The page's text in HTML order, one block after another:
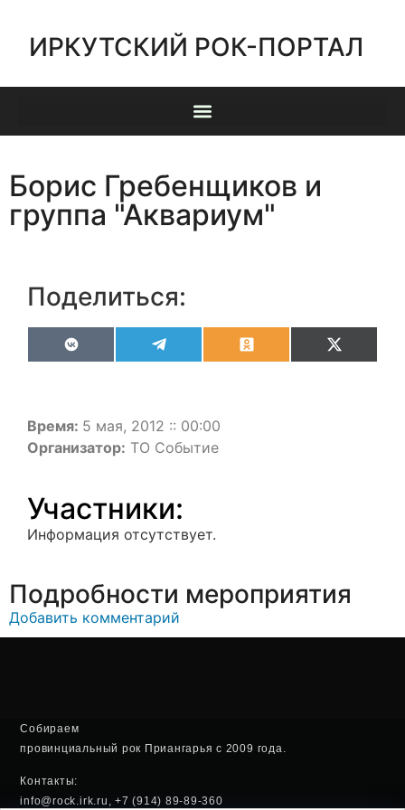
ИРКУТСКИЙ РОК-ПОРТАЛ
Борис Гребенщиков и
группа "Аквариум"
Поделиться:
VK OdnoklassnikiX
(Twitter)
Время: 5 мая, 2012 :: 00:00
Организатор: ТО Событие
Участники:
Информация отсутствует.
Подробности мероприятия
Добавить комментарий
Собираем
провинциальный рок Приангарья с 2009 года.
Контакты:
info@rock.irk.ru, +7 (914) 89-89-360